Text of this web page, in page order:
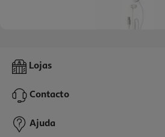
Auriculares Com Fio Qilive 600182370 In
9,99 €
Lojas
Contacto
Ajuda